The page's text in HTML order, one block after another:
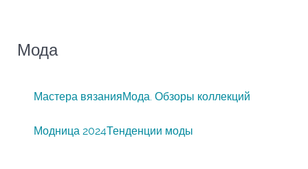
Мода
Мастера вязанияМода. Обзоры коллекций
Модница 2024Тенденции моды